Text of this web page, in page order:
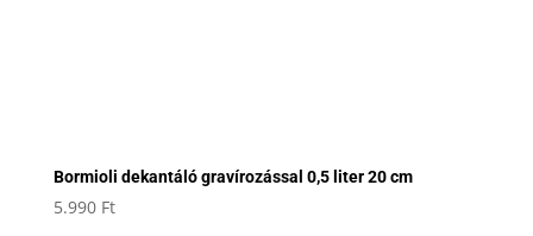
Bormioli dekantáló gravírozással 0,5 liter 20 cm
5.990 Ft